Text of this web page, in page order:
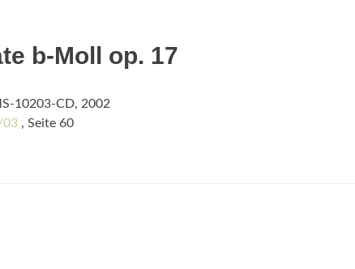
b-Moll op. 17
10203-CD, 2002
03 , Seite 60